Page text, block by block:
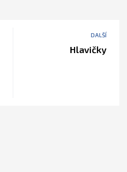
DALŠÍ
Hlavičky